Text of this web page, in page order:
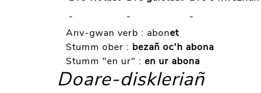
-
- -
Anv-gwan verb : abonet
Stumm ober : bezañ oc'h abona
Stumm "en ur" : en ur abona
Doare-diskleriañ